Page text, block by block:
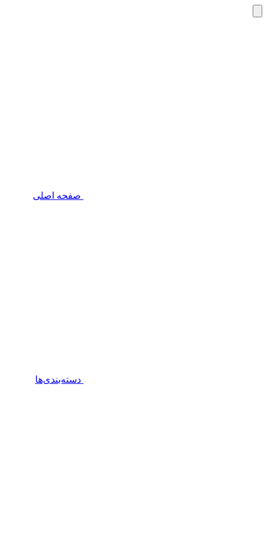
صفحه اصلی
دسته‌بندی‌ها